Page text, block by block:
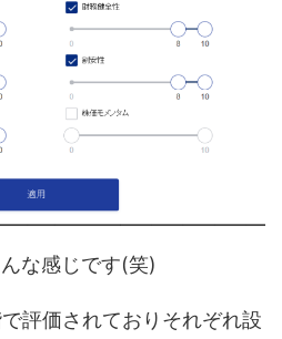
な感じです(笑)
評価されておりそれぞれ設